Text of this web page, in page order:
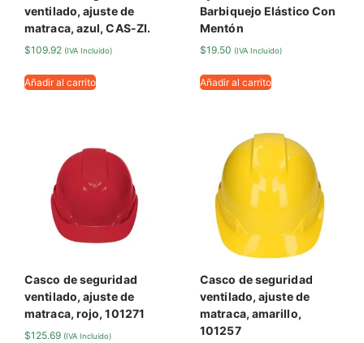
ventilado, ajuste de
matraca, azul, CAS-ZI.
$109.92 (IVA Incluido)
Añadir al carrito
Barbiquejo Elástico Con
Mentón
$19.50 (IVA Incluido)
Añadir al carrito
Casco de seguridad
ventilado, ajuste de
matraca, rojo, 101271
$125.69 (IVA Incluido)
Casco de seguridad
ventilado, ajuste de
matraca, amarillo,
101257